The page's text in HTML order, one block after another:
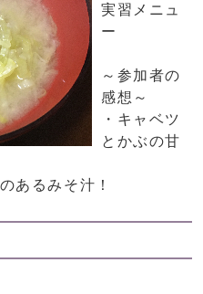
実習メニュ
ー
～参加者の
感想～
・キャベツ
とかぶの甘
あるみそ汁！